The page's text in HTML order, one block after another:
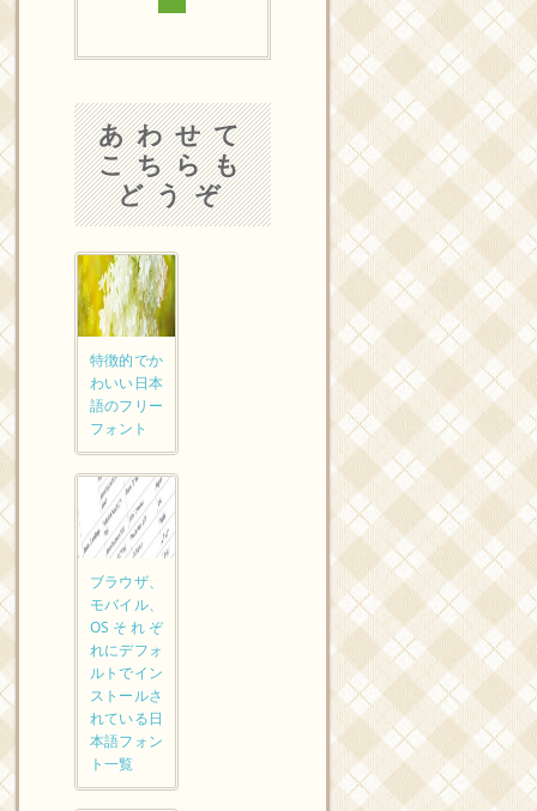
あわせて
こちらも
どうぞ
特徴的でか
わいい日本
語のフリー
フォント
ブラウザ、
モバイル、
OSそれぞ
れにデフォ
ルトでイン
ストールさ
れている日
本語フォン
ト一覧